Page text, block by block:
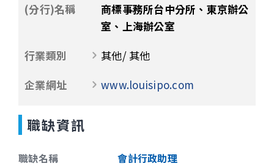
(分行)名稱
商標事務所台中分所、東京辦公
室、上海辦公室
行業類別
其他/ 其他
企業網址
www.louisipo.com
職缺資訊
職缺名稱
會計行政助理